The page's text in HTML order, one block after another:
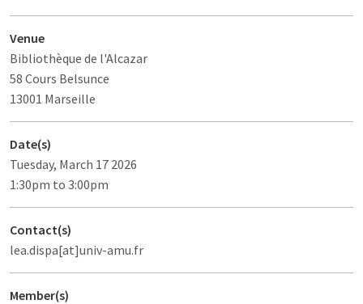
Venue
Bibliothèque de l'Alcazar
58 Cours Belsunce
13001 Marseille
Date(s)
Tuesday, March 17 2026
1:30pm to 3:00pm
Contact(s)
lea.dispa[at]univ-amu.fr
Member(s)